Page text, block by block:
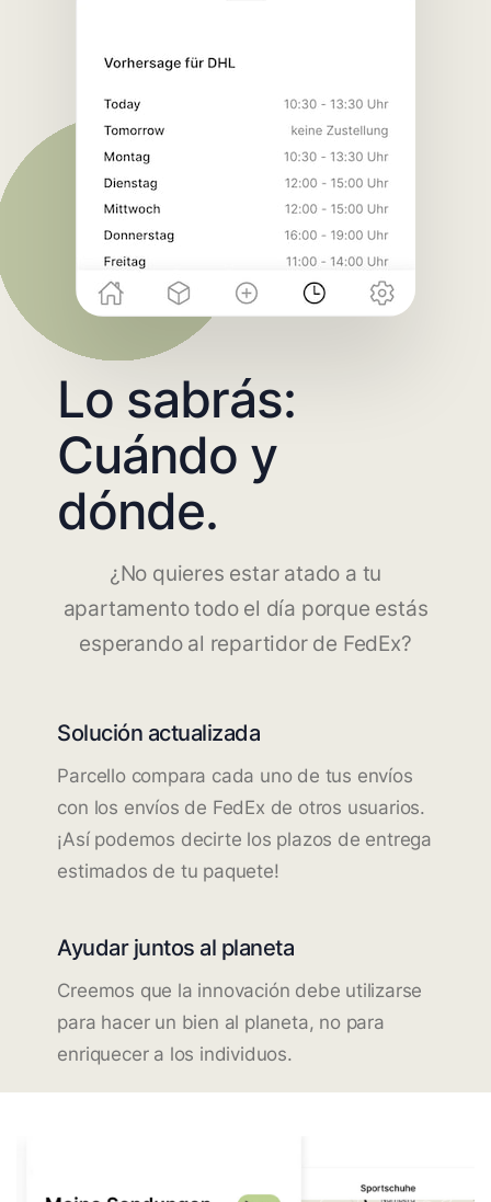
Lo sabrás:
Cuándo y
dónde.
¿No quieres estar atado a tu
apartamento todo el día porque estás
esperando al repartidor de FedEx?
Solución actualizada
Parcello compara cada uno de tus envíos
con los envíos de FedEx de otros usuarios.
¡Así podemos decirte los plazos de entrega
estimados de tu paquete!
Ayudar juntos al planeta
Creemos que la innovación debe utilizarse
para hacer un bien al planeta, no para
enriquecer a los individuos.